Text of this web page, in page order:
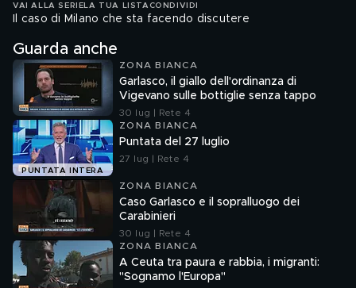
VAI ALLA SERIE LA TUA LISTA CONDIVIDI
Il caso di Milano che sta facendo discutere
Guarda anche
ZONA BIANCA
Garlasco, il giallo dell'ordinanza di
Vigevano sulle bottiglie senza tappo
30 lug | Rete 4
PUNTATA INTERA
ZONA BIANCA
Puntata del 27 luglio
27 lug | Rete 4
ZONA BIANCA
Caso Garlasco e il sopralluogo dei
Carabinieri
30 lug | Rete 4
ZONA BIANCA
A Ceuta tra paura e rabbia, i migranti:
"Sognamo l'Europa"